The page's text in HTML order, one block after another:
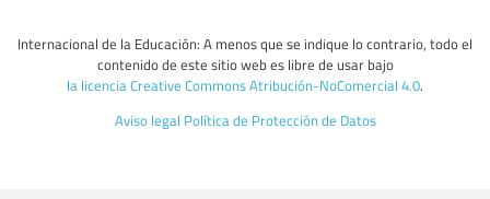
Internacional de la Educación: A menos que se indique lo contrario, todo el
contenido de este sitio web es libre de usar bajo
la licencia Creative Commons Atribución-NoComercial 4.0.
Aviso legal Política de Protección de Datos